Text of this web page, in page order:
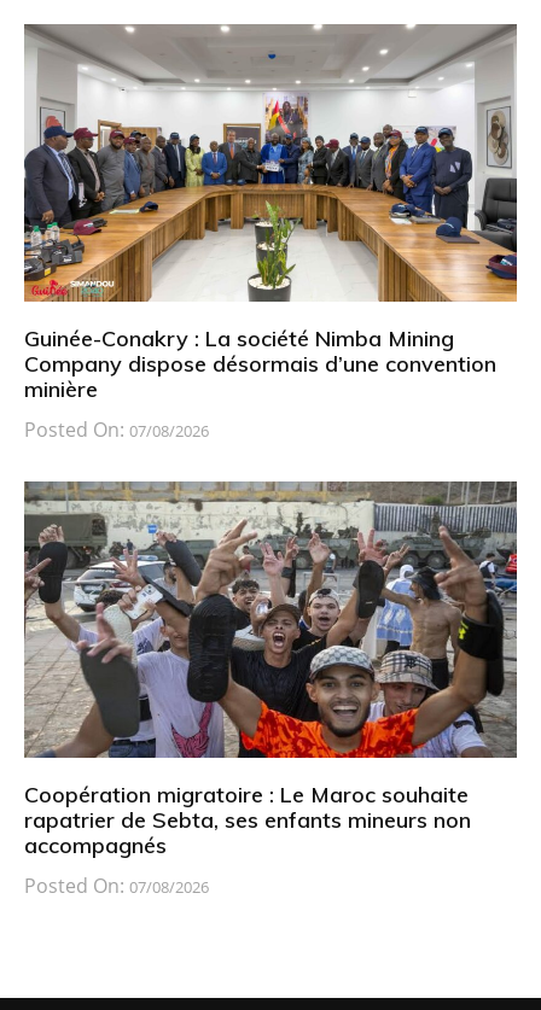
Guinée-Conakry : La société Nimba Mining
Company dispose désormais d’une convention
minière
Posted On: 07/08/2026
Coopération migratoire : Le Maroc souhaite
rapatrier de Sebta, ses enfants mineurs non
accompagnés
Posted On: 07/08/2026